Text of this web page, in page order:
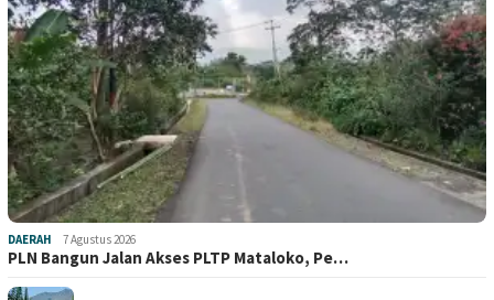
DAERAH 7 Agustus 2026
PLN Bangun Jalan Akses PLTP Mataloko, Pe…